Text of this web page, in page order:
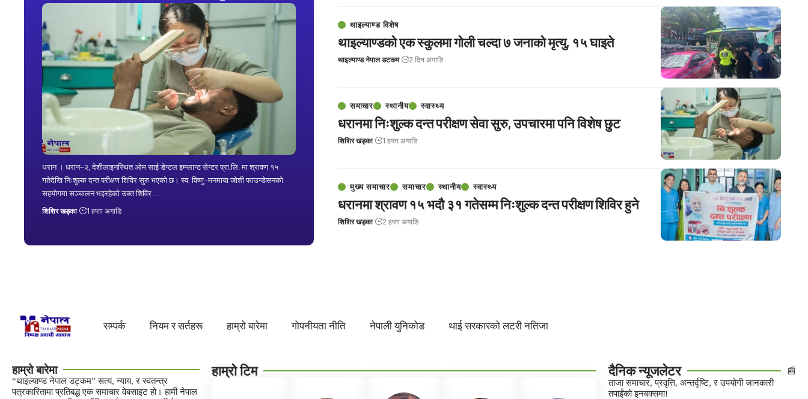
धरान । धरान–२, देशीलाइनस्थित ओम साई डेन्टल इम्प्लान्ट सेन्टर प्रा.लि. मा श्रावण १५
गतेदेखि निःशुल्क दन्त परीक्षण शिविर सुरु भएको छ। स्व. विष्णु–मनमाया जोशी फाउन्डेसनको
सहयोगमा सञ्चालन भइरहेको उक्त शिविर…
शिशिर खड्का
1 हप्ता अगाडि
थाइल्याण्ड विशेष
थाइल्याण्डको एक स्कुलमा गोली चल्दा ७ जनाको मृत्यु, १५ घाइते
थाइल्याण्ड नेपाल डटकम 2 दिन अगाडि
समाचार स्थानीय स्वास्थ्य
धरानमा निःशुल्क दन्त परीक्षण सेवा सुरु, उपचारमा पनि विशेष छुट
शिशिर खड्का 1 हप्ता अगाडि
मुख्य समाचार समाचार स्थानीय स्वास्थ्य
धरानमा श्रावण १५ भदौ ३१ गतेसम्म निःशुल्क दन्त परीक्षण शिविर हुने
शिशिर खड्का 2 हप्ता अगाडि
सम्पर्क नियम र सर्तहरू हाम्रो बारेमा गोपनीयता नीति नेपाली युनिकोड थाई सरकारको लटरी नतिजा
हाम्रो बारेमा
“थाइल्याण्ड नेपाल डट्कम” सत्य, न्याय, र स्वतन्त्र
पत्रकारितामा प्रतिबद्ध एक समाचार वेबसाइट हो। हामी नेपाल
हाम्रो टिम दैनिक न्यूजलेटर 📰
ताजा समाचार, प्रवृत्ति, अन्तर्दृष्टि, र उपयोगी जानकारी
तपाईंको इनबक्समा!